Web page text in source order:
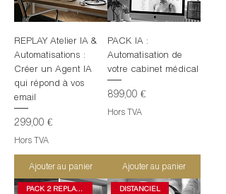
REPLAY Atelier IA &
Automatisations :
Créer un Agent IA
qui répond à vos
email
Prix
299,00 €
Hors TVA
Ajouter au panier
PACK IA :
Automatisation de
votre cabinet médical
Prix
899,00 €
Hors TVA
Ajouter au panier
PACK 2 REPLAYS DISTANCIEL